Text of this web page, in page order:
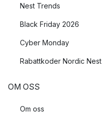
Nest Trends
Black Friday 2026
Cyber Monday
Rabattkoder Nordic Nest
OM OSS
Om oss